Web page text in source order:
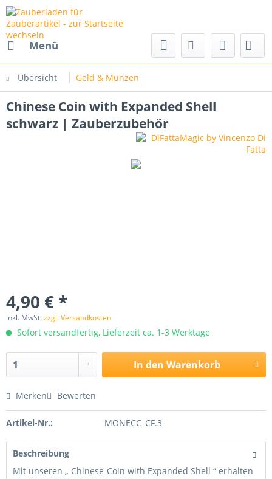
Menü
Übersicht Geld & Münzen
Chinese Coin with Expanded Shell
schwarz | Zauberzubehör
4,90 € *
inkl. MwSt.zzgl. Versandkosten
Sofort versandfertig, Lieferzeit ca. 1-3 Werktage
In den Warenkorb
Merken Bewerten
Artikel-Nr.: MONECC_CF.3
Beschreibung
Mit unseren „ Chinese-Coin with Expanded Shell “ erhalten